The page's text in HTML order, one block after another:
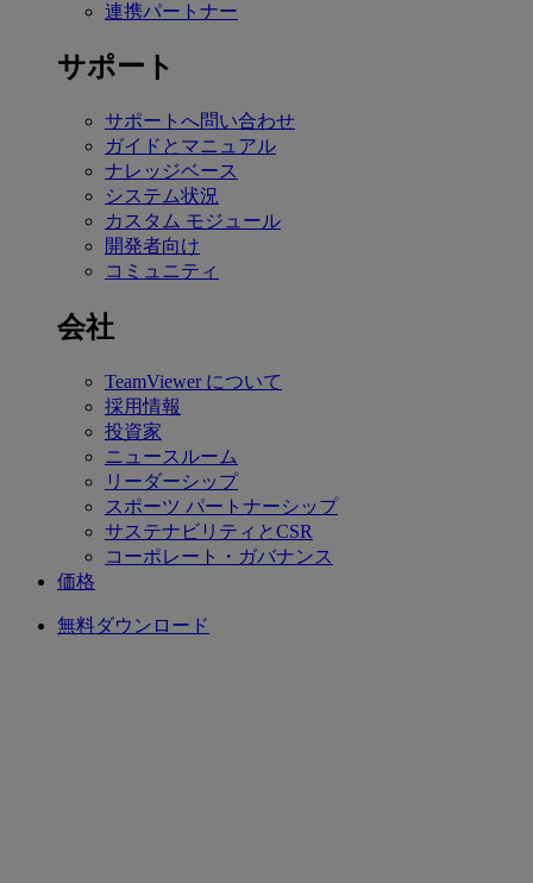
連携パートナー
サポート
サポートへ問い合わせ
ガイドとマニュアル
ナレッジベース
システム状況
カスタム モジュール
開発者向け
コミュニティ
会社
TeamViewer について
採用情報
投資家
ニュースルーム
リーダーシップ
スポーツ パートナーシップ
サステナビリティとCSR
コーポレート・ガバナンス
価格
無料ダウンロード